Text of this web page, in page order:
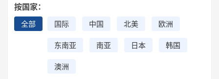
按国家：
全部 国际 中国 北美 欧洲
东南亚 南亚 日本 韩国
澳洲